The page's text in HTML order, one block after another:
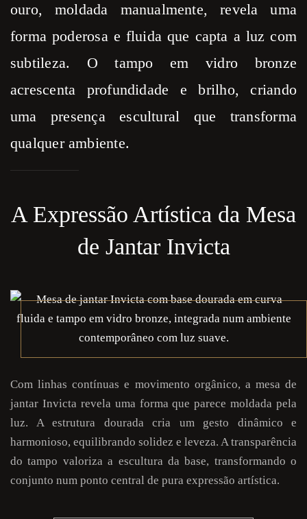
ouro, moldada manualmente, revela uma
forma poderosa e fluida que capta a luz com
subtileza. O tampo em vidro bronze
acrescenta profundidade e brilho, criando
uma presença escultural que transforma
qualquer ambiente.
A Expressão Artística da Mesa
de Jantar Invicta
Com linhas contínuas e movimento orgânico, a mesa de
jantar Invicta revela uma forma que parece moldada pela
luz. A estrutura dourada cria um gesto dinâmico e
harmonioso, equilibrando solidez e leveza. A transparência
do tampo valoriza a escultura da base, transformando o
conjunto num ponto central de pura expressão artística.